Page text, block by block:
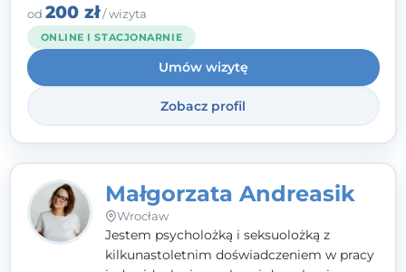
rozwiązania trudnych sytuacji) poprzez
identyfikowanie i wzmacnianie zasobów
oraz mocnych stron klienta. W swojej
pracy korzystam także z metod dialogu
motywacyjnego itreningu uważności.
od 200 zł/ wizyta
ONLINE I STACJONARNIE
Umów wizytę
Zobacz profil
Małgorzata Andreasik
Wrocław
Jestem psycholożką i seksuolożką z
kilkunastoletnim doświadczeniem w pracy